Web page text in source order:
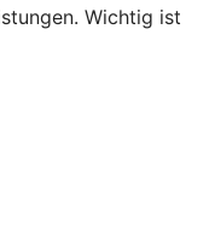
Wichtig ist